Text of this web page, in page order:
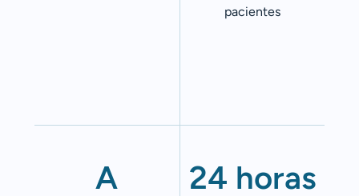
pacientes
A
24 horas